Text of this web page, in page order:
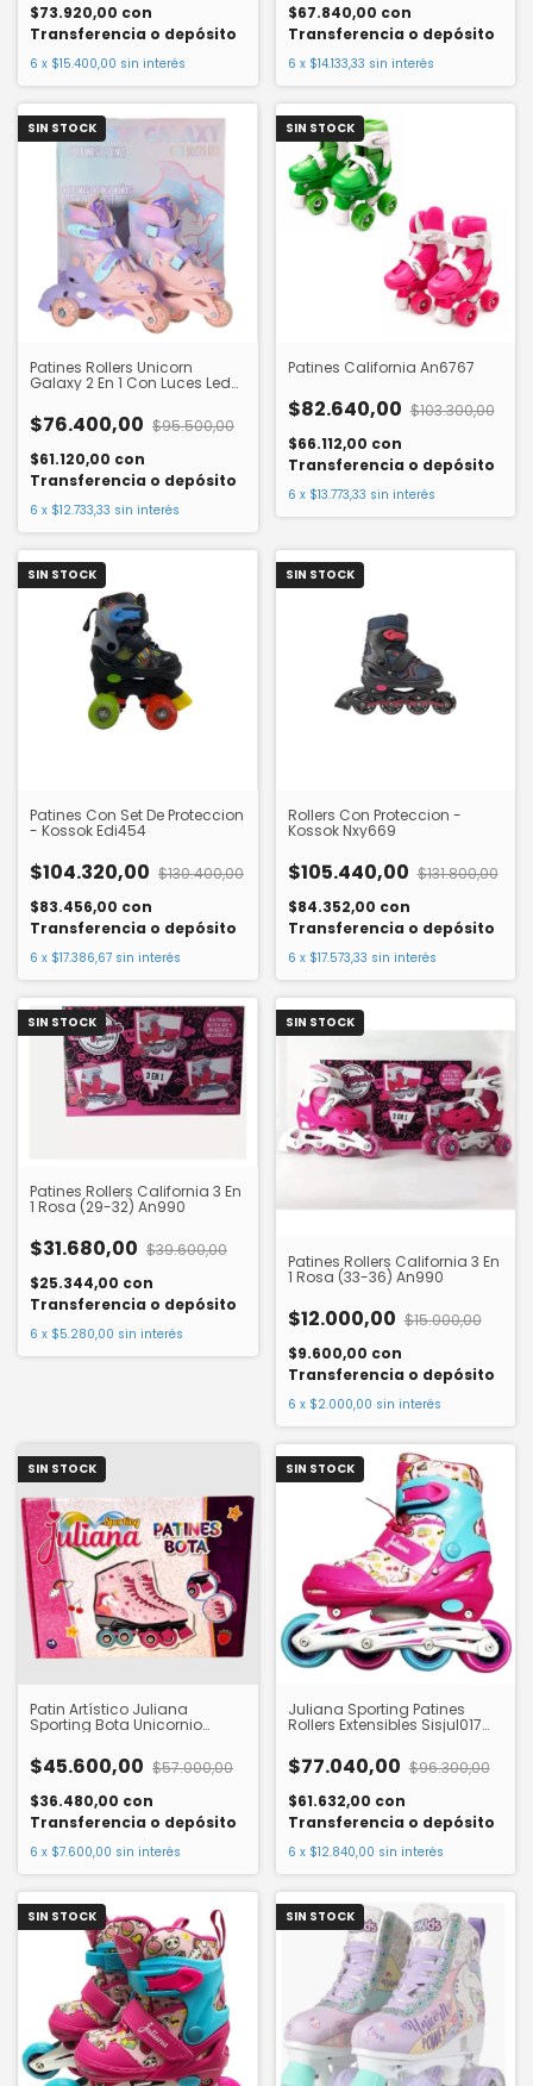
$73.920,00 con
Transferencia o depósito
6 x $15.400,00 sin interés
$67.840,00 con
Transferencia o depósito
6 x $14.133,33 sin interés
SIN STOCK
Patines Rollers Unicorn
Galaxy 2 En 1 Con Luces Led
$76.400,00 $95.500,00
$61.120,00 con
Transferencia o depósito
6 x $12.733,33 sin interés
SIN STOCK
Patines California An6767
$82.640,00 $103.300,00
$66.112,00 con
Transferencia o depósito
6 x $13.773,33 sin interés
SIN STOCK
Patines Con Set De Proteccion
- Kossok Edi454
$104.320,00 $130.400,00
$83.456,00 con
Transferencia o depósito
6 x $17.386,67 sin interés
SIN STOCK
Rollers Con Proteccion -
Kossok Nxy669
$105.440,00 $131.800,00
$84.352,00 con
Transferencia o depósito
6 x $17.573,33 sin interés
SIN STOCK
Patines Rollers California 3 En
1 Rosa (29-32) An990
$31.680,00 $39.600,00
$25.344,00 con
Transferencia o depósito
6 x $5.280,00 sin interés
SIN STOCK
Patines Rollers California 3 En
1 Rosa (33-36) An990
$12.000,00 $15.000,00
$9.600,00 con
Transferencia o depósito
6 x $2.000,00 sin interés
SIN STOCK
Patin Artístico Juliana
Sporting Bota Unicornio
$45.600,00 $57.000,00
$36.480,00 con
Transferencia o depósito
6 x $7.600,00 sin interés
SIN STOCK
Juliana Sporting Patines
Rollers Extensibles Sisjul017
$77.040,00 $96.300,00
$61.632,00 con
Transferencia o depósito
6 x $12.840,00 sin interés
SIN STOCK SIN STOCK